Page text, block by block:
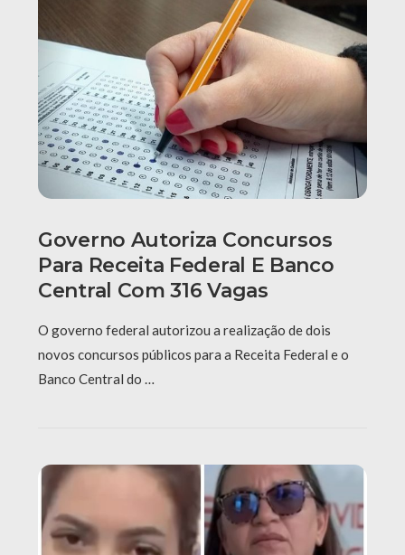
Governo Autoriza Concursos
Para Receita Federal E Banco
Central Com 316 Vagas
O governo federal autorizou a realização de dois
novos concursos públicos para a Receita Federal e o
Banco Central do …